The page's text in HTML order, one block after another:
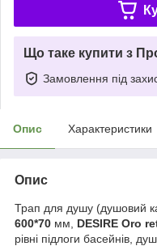
Що таке купити з
Замовлення під
Опис Характеристики
Опис
Трап для душу (душовий
600*70 мм, DESIRE Oro
рівні підлоги басейнів,